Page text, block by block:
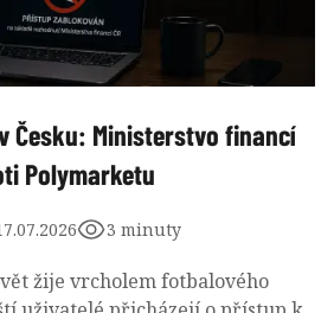
Česku: Ministerstvo financí
Polymarketu
3 minuty
žije vrcholem fotbalového